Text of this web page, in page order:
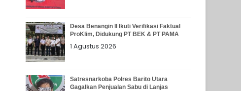
Desa Benangin II Ikuti Verifikasi Faktual
ProKlim, Didukung PT BEK & PT PAMA
1 Agustus 2026
Satresnarkoba Polres Barito Utara
Gagalkan Penjualan Sabu di Lanjas